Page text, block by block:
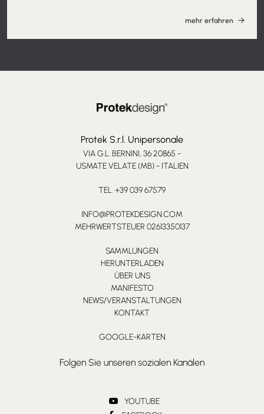
mehr erfahren
Protek S.r.l. Unipersonale
VIA G.L. BERNINI, 36 20865 -
USMATE VELATE (MB) - ITALIEN
TEL. +39 039 67579
INFO@PROTEKDESIGN.COM
MEHRWERTSTEUER 02613350137
SAMMLUNGEN
HERUNTERLADEN
ÜBER UNS
MANIFESTO
NEWS/VERANSTALTUNGEN
KONTAKT
GOOGLE-KARTEN
Folgen Sie unseren sozialen Kanälen
YOUTUBE